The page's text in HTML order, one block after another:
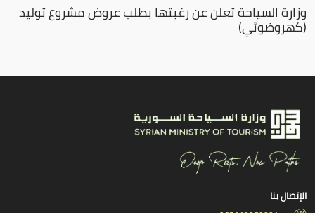
وزارة السياحة تعلن عن رغبتها بطلب عروض مشروع توليد
(كهروضوئي)
الإتصال بنا